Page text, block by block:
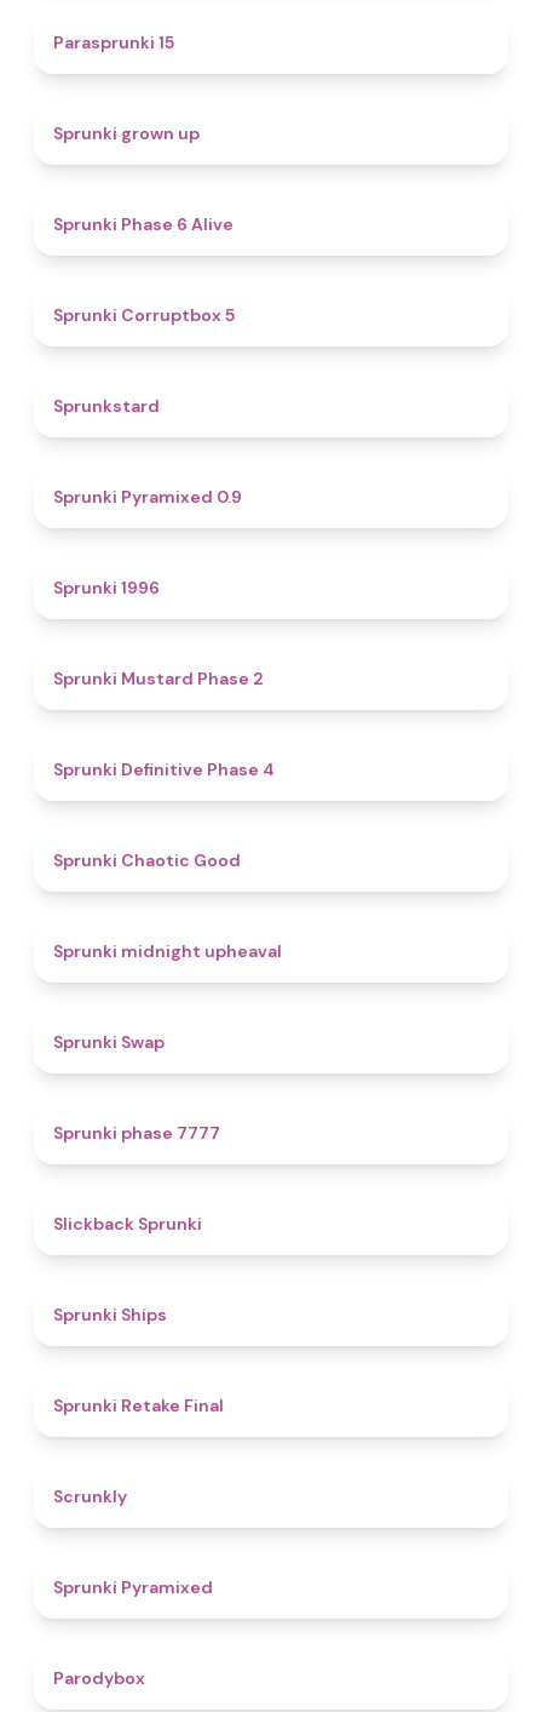
Parasprunki 15
Sprunki grown up
Sprunki Phase 6 Alive
Sprunki Corruptbox 5
Sprunkstard
Sprunki Pyramixed 0.9
Sprunki 1996
Sprunki Mustard Phase 2
Sprunki Definitive Phase 4
Sprunki Chaotic Good
Sprunki midnight upheaval
Sprunki Swap
Sprunki phase 7777
Slickback Sprunki
Sprunki Ships
Sprunki Retake Final
Scrunkly
Sprunki Pyramixed
Parodybox